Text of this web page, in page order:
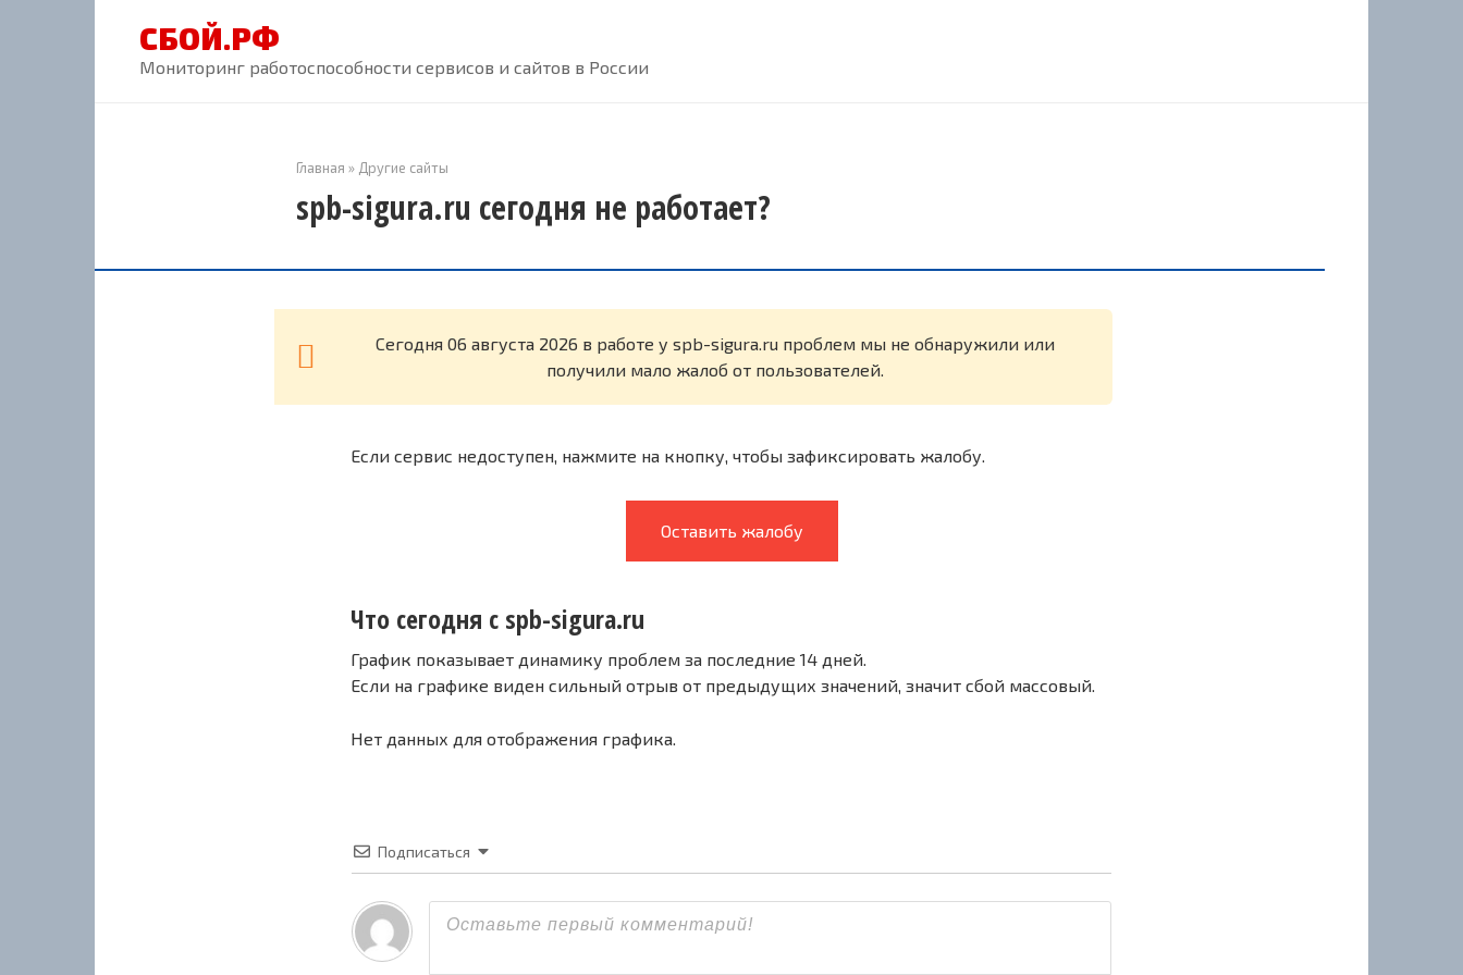
СБОЙ.РФ
Мониторинг работоспособности сервисов и сайтов в России
Главная » Другие сайты
spb-sigura.ru сегодня не работает?
Cегодня 06 августа 2026 в работе у spb-sigura.ru проблем мы не обнаружили или
получили мало жалоб от пользователей.
Если сервис недоступен, нажмите на кнопку, чтобы зафиксировать жалобу.
Оставить жалобу
Что сегодня с spb-sigura.ru
График показывает динамику проблем за последние 14 дней.
Если на графике виден сильный отрыв от предыдущих значений, значит сбой массовый.
Нет данных для отображения графика.
Подписаться